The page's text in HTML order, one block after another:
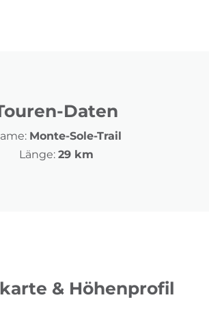
Daten
Monte-Sole-Trail
Länge: 29 km
& Höhenprofil